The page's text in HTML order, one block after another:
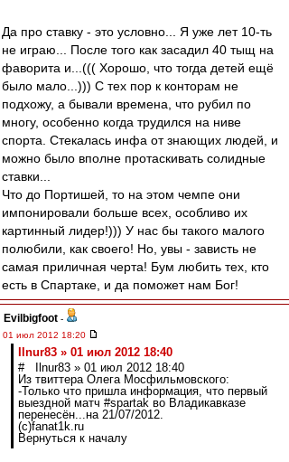
Да про ставку - это условно... Я уже лет 10-ть
не играю... После того как засадил 40 тыщ на
фаворита и...((( Хорошо, что тогда детей ещё
было мало...))) С тех пор к конторам не
подхожу, а бывали времена, что рубил по
многу, особенно когда трудился на ниве
спорта. Стекалась инфа от знающих людей, и
можно было вполне протаскивать солидные
ставки...
Что до Портишей, то на этом чемпе они
импонировали больше всех, особливо их
картинный лидер!))) У нас бы такого малого
полюбили, как своего! Но, увы - зависть не
самая приличная черта! Бум любить тех, кто
есть в Спартаке, и да поможет нам Бог!
Evilbigfoot -
01 июл 2012 18:20
Ilnur83 » 01 июл 2012 18:40
# Ilnur83 » 01 июл 2012 18:40
Из твиттера Олега Мосфильмовского:
-Только что пришла информация, что первый
выездной матч #spartak во Владикавказе
перенесён...на 21/07/2012.
(с)fanat1k.ru
Вернуться к началу